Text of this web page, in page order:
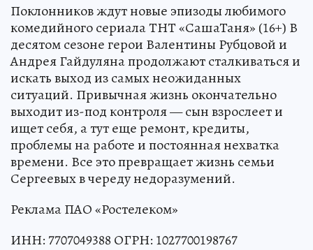
Поклонников ждут новые эпизоды любимого
комедийного сериала ТНТ «СашаТаня» (16+) В
десятом сезоне герои Валентины Рубцовой и
Андрея Гайдуляна продолжают сталкиваться и
искать выход из самых неожиданных
ситуаций. Привычная жизнь окончательно
выходит из-под контроля — сын взрослеет и
ищет себя, а тут еще ремонт, кредиты,
проблемы на работе и постоянная нехватка
времени. Все это превращает жизнь семьи
Сергеевых в череду недоразумений.
Реклама ПАО «Ростелеком»
ИНН: 7707049388 ОГРН: 1027700198767